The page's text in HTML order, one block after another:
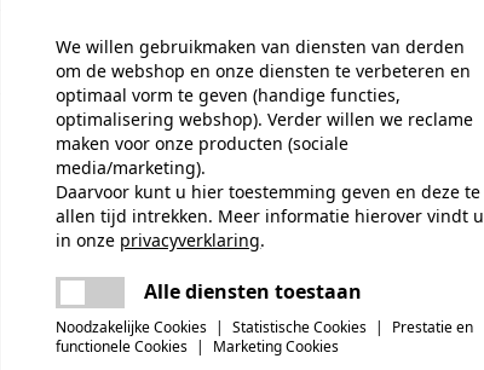
Seizoen
Product geschikt voor het hele jaar
Volume
(0)
Product aanbevelen
We willen gebruikmaken van diensten van derden
om de webshop en onze diensten te verbeteren en
optimaal vorm te geven (handige functies,
optimalisering webshop). Verder willen we reclame
maken voor onze producten (sociale
media/marketing).
Daarvoor kunt u hier toestemming geven en deze te
allen tijd intrekken. Meer informatie hierover vindt u
in onze privacyverklaring.
Alle diensten toestaan
Noodzakelijke Cookies | Statistische Cookies |
Prestatie en
functionele Cookies | Marketing Cookies
opnieuw te proberen.
mail